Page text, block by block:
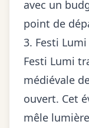
avec un
point de
3. Festi
Festi Lumi
médiévale
ouvert. Cet
mêle